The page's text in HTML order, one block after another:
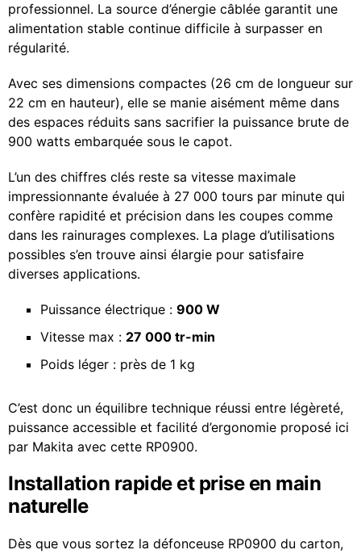
professionnel. La source d’énergie câblée garantit une
alimentation stable continue difficile à surpasser en
régularité.
Avec ses dimensions compactes (26 cm de longueur sur
22 cm en hauteur), elle se manie aisément même dans
des espaces réduits sans sacrifier la puissance brute de
900 watts embarquée sous le capot.
L’un des chiffres clés reste sa vitesse maximale
impressionnante évaluée à 27 000 tours par minute qui
confère rapidité et précision dans les coupes comme
dans les rainurages complexes. La plage d’utilisations
possibles s’en trouve ainsi élargie pour satisfaire
diverses applications.
Puissance électrique : 900 W
Vitesse max : 27 000 tr-min
Poids léger : près de 1 kg
C’est donc un équilibre technique réussi entre légèreté,
puissance accessible et facilité d’ergonomie proposé ici
par Makita avec cette RP0900.
Installation rapide et prise en main
naturelle
Dès que vous sortez la défonceuse RP0900 du carton,